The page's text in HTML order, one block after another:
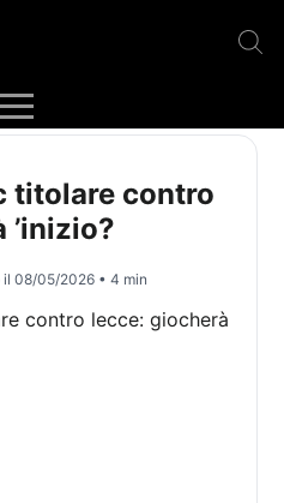
titolare contro
’inizio?
il08/05/2026 • 4 min